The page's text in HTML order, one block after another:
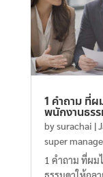
1 คำถาม ที่
พนักงานธร
bysurachai |
super
1 คำถาม ที่ผม